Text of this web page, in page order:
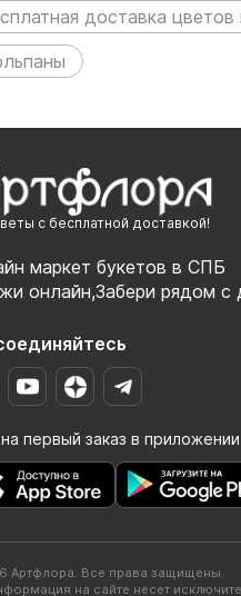
доставка
с бесплатной доставкой!
маркет букетов в СПБ
онлайн,Забери рядом с
первый заказ в приложении
Артфлора. Все права защищены.
на сайте несет